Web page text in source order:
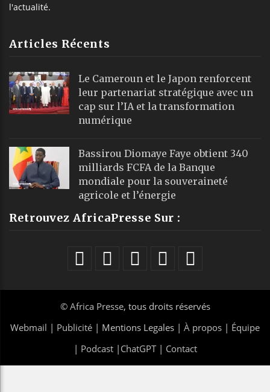
l'actualité.
Articles Récents
Le Cameroun et le Japon renforcent
leur partenariat stratégique avec un
cap sur l’IA et la transformation
numérique
Bassirou Diomaye Faye obtient 340
milliards FCFA de la Banque
mondiale pour la souveraineté
agricole et l’énergie
Retrouvez AfricaPresse Sur :
© Africa Presse, tous droits réservés
Webmail | Publicité | Mentions Legales | À propos | Équipe
| Podcast| ChatGPT| Contact